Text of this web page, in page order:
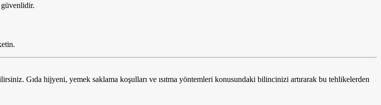
güvenlidir.
Gıda hijyeni, yemek saklama koşulları ve ısıtma yöntemleri konusundaki bilincinizi artırarak bu tehlikelerden